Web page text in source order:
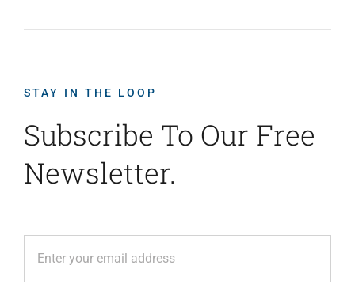
STAY IN THE LOOP
Subscribe To Our Free
Newsletter.